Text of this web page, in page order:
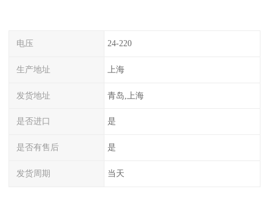
电压 24-220
生产地址 上海
发货地址 青岛,上海
是否进口 是
是否有售后 是
发货周期 当天